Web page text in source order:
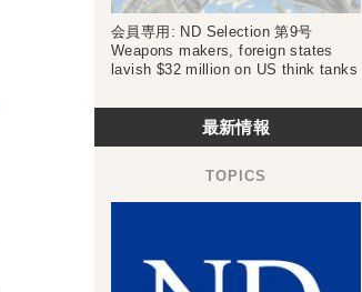
会員専用: ND Selection 第9号
Weapons makers, foreign states
lavish $32 million on US think tanks
最新情報